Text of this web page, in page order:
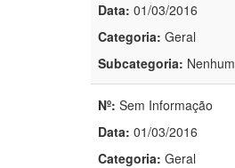
Data: 01/03/2016
Categoria: Geral
Subcategoria: Nenhum
Nº: Sem Informação
Data: 01/03/2016
Categoria: Geral